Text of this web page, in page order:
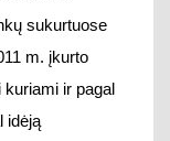
. T
uo tarpu
nebėra, –
teatro,
Gudelytė ir